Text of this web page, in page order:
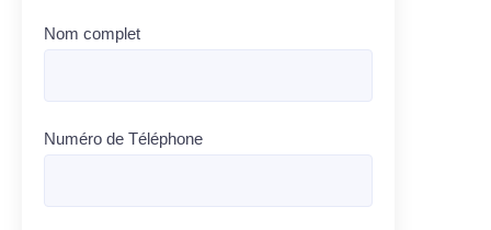
Nom complet
Numéro de Téléphone